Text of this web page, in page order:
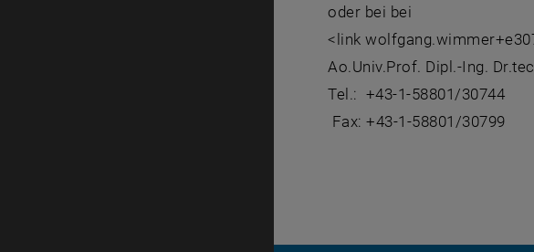
oder bei bei
<link
Ao.Univ.Prof. Dipl.-Ing.
Tel.: +43-1-58801/30744
Fax: +43-1-58801/30799